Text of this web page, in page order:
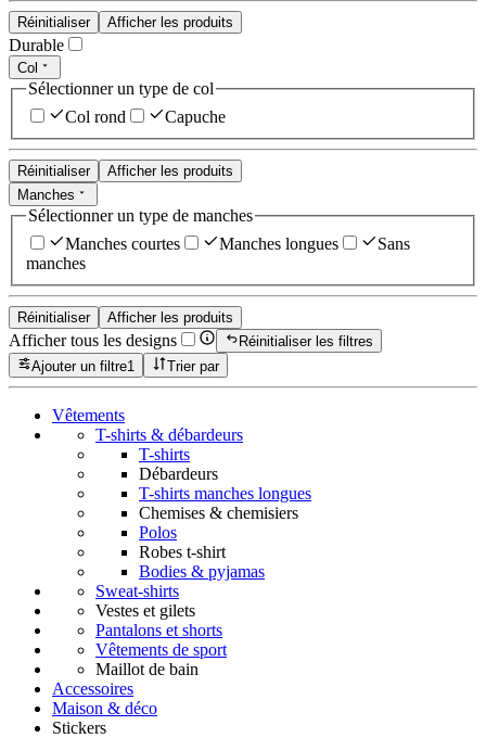
Réinitialiser Afficher les produits
Durable
Col
Sélectionner un type de col
Col rond
Capuche
Réinitialiser
Afficher les produits
Manches
Sélectionner un type de manches
Manches courtes
Manches longues
Sans
manches
Réinitialiser Afficher les produits
Afficher tous les designs
Réinitialiser les filtres
Ajouter un filtre1 Trier par
Vêtements
T-shirts & débardeurs
T-shirts
Débardeurs
T-shirts manches longues
Chemises & chemisiers
Polos
Robes t-shirt
Bodies & pyjamas
Sweat-shirts
Vestes et gilets
Pantalons et shorts
Vêtements de sport
Maillot de bain
Accessoires
Maison & déco
Stickers